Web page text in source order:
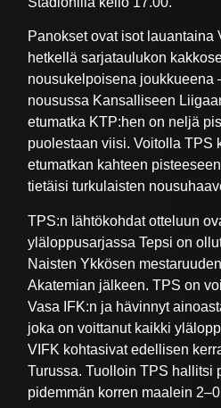
Panokset ovat isot lauantaina
hetkellä sarjataulukon
nousukelpoisena joukkueena
nousussa Kansalliseen
etumatka KTP:hen on neljä
puolestaan viisi. Voitolla TPS
etumatkan kahteen
tietäisi turkulaisten
TPS:n lähtökohdat otteluun
yläloppusarjassa Tepsi on
Naisten Ykkösen
Akatemian jälkeen. TPS on
Vasa IFK:n ja hävinnyt
joka on voittanut kaikki
VIFK kohtasivat edellisen
Turussa. Tuolloin TPS hallitsi
pidemmän korren maalein